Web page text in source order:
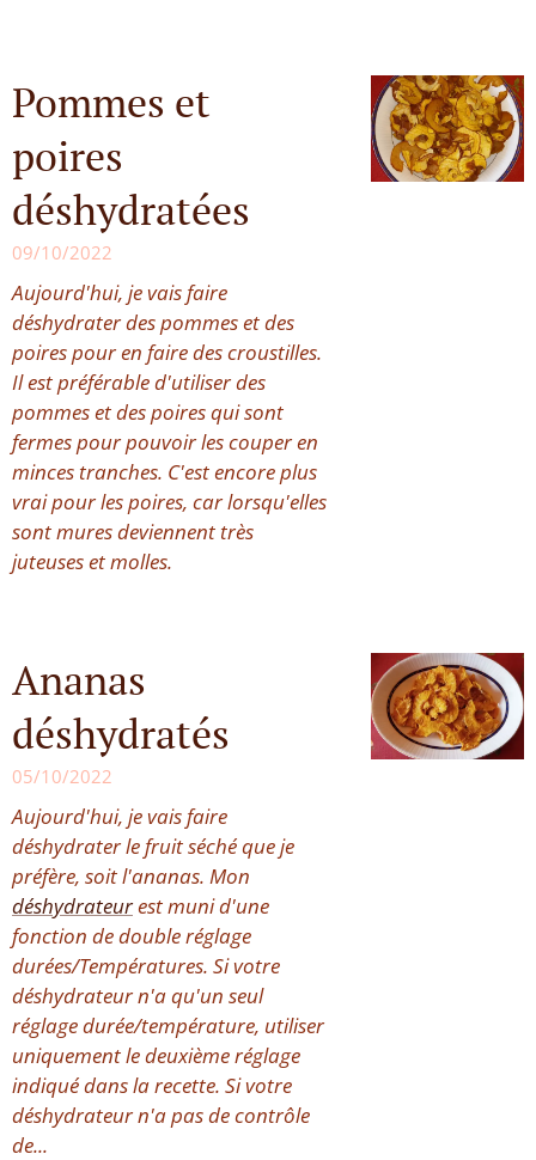
Pommes et
poires
déshydratées
09/10/2022
Aujourd'hui, je vais faire
déshydrater des pommes et des
poires pour en faire des croustilles.
Il est préférable d'utiliser des
pommes et des poires qui sont
fermes pour pouvoir les couper en
minces tranches. C'est encore plus
vrai pour les poires, car lorsqu'elles
sont mures deviennent très
juteuses et molles.
Ananas
déshydratés
05/10/2022
Aujourd'hui, je vais faire
déshydrater le fruit séché que je
préfère, soit l'ananas. Mon
déshydrateurest muni d'une
fonction de double réglage
durées/Températures. Si votre
déshydrateur n'a qu'un seul
réglage durée/température, utiliser
uniquement le deuxième réglage
indiqué dans la recette. Si votre
déshydrateur n'a pas de contrôle
de...